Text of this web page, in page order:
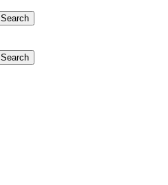
Search
Search